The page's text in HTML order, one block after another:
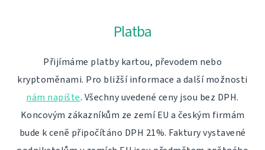
Platba
Přijímáme platby kartou, převodem nebo
kryptoměnami. Pro bližší informace a další možnosti
nám napište. Všechny uvedené ceny jsou bez DPH.
Koncovým zákazníkům ze zemí EU a českým firmám
bude k ceně připočítáno DPH 21%. Faktury vystavené